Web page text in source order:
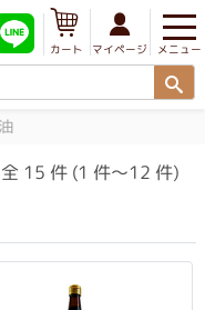
メニュー
マイページ
カート
全 15 件 (1 件～12 件)